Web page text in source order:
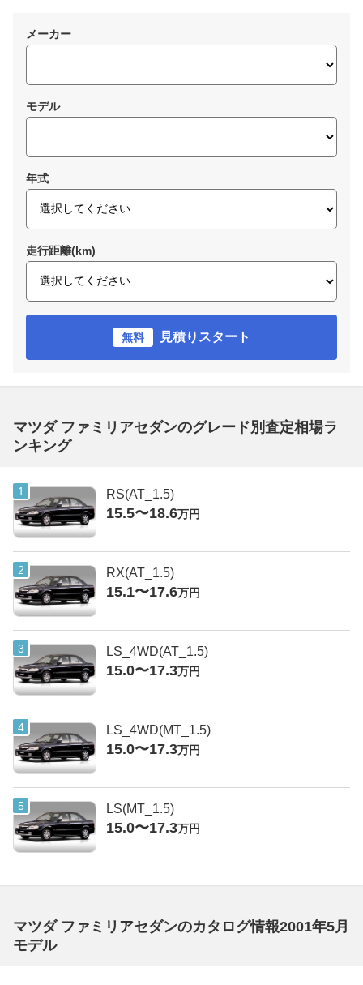
メーカー
モデル
年式
走行距離(km)
無料 見積りスタート
マツダ ファミリアセダンのグレード別査定相場ラ
ンキング
RS(AT_1.5)
15.5〜18.6万円
RX(AT_1.5)
15.1〜17.6万円
LS_4WD(AT_1.5)
15.0〜17.3万円
LS_4WD(MT_1.5)
15.0〜17.3万円
LS(MT_1.5)
15.0〜17.3万円
マツダ ファミリアセダンのカタログ情報2001年5月
モデル